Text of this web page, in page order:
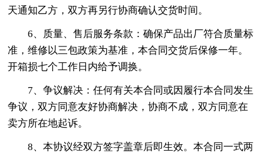
天通知乙方，双方再另行协商确认交货时间。
6、质量、售后服务条款：确保产品出厂符合质量标
准，维修以三包政策为基准，本合同交货后保修一年。
开箱损七个工作日内给予调换。
7、争议解决：任何有关本合同或因履行本合同发生
争议，双方同意友好协商解决，协商不成，双方同意在
卖方所在地起诉。
8、本协议经双方签字盖章后即生效。本合同一式两